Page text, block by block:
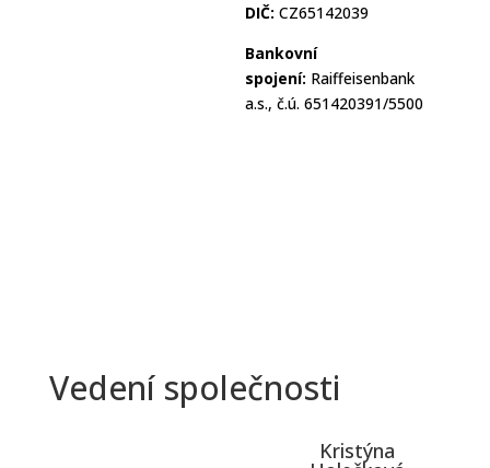
DIČ: CZ65142039
Bankovní
spojení: Raiffeisenbank
a.s., č.ú. 651420391/5500
Vedení společnosti
Kristýna